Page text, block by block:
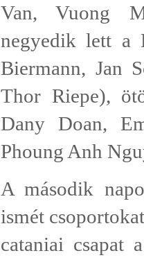
Van, Vuong
negyedik lett a
Biermann, Jan
Thor Riepe),
Dany Doan,
Phoung Anh
A második
ismét
cataniai csapat